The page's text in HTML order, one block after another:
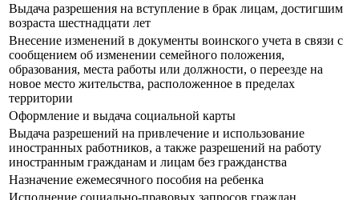
Выдача разрешения на вступление в брак лицам, достигшим
возраста шестнадцати лет
Внесение изменений в документы воинского учета в связи с
сообщением об изменении семейного положения,
образования, места работы или должности, о переезде на
новое место жительства, расположенное в пределах
территории
Оформление и выдача социальной карты
Выдача разрешений на привлечение и использование
иностранных работников, а также разрешений на работу
иностранным гражданам и лицам без гражданства
Назначение ежемесячного пособия на ребенка
Исполнение социально-правовых запросов граждан,